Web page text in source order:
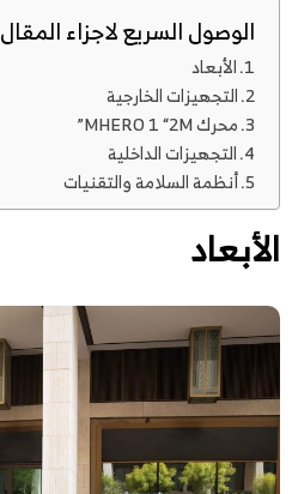
الوصول السريع لاجزاء المقال
الأبعاد
التجهيزات الخارجية
محرك MHERO 1 “2M”
التجهيزات الداخلية
أنظمة السلامة والتقنيات
الأبعاد